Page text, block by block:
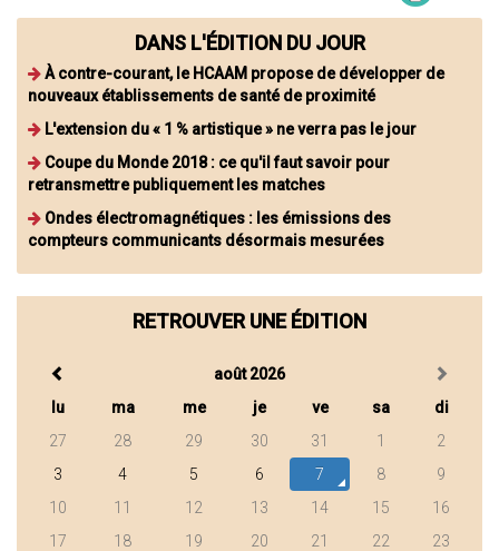
DANS L'ÉDITION DU JOUR
À contre-courant, le HCAAM propose de développer de
nouveaux établissements de santé de proximité
L'extension du « 1 % artistique » ne verra pas le jour
Coupe du Monde 2018 : ce qu'il faut savoir pour
retransmettre publiquement les matches
Ondes électromagnétiques : les émissions des
compteurs communicants désormais mesurées
RETROUVER UNE ÉDITION
août 2026
lu
ma me je ve sa
di
27
28 29 30 31 1
2
3
4 5 6 7 8
9
10
11 12 13 14 15
16
17
18 19 20 21 22 23